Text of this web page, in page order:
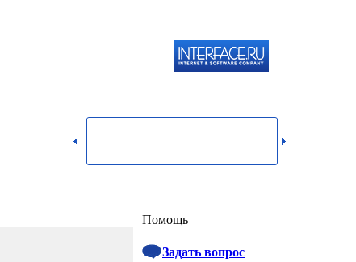
Помощь
Задать вопрос